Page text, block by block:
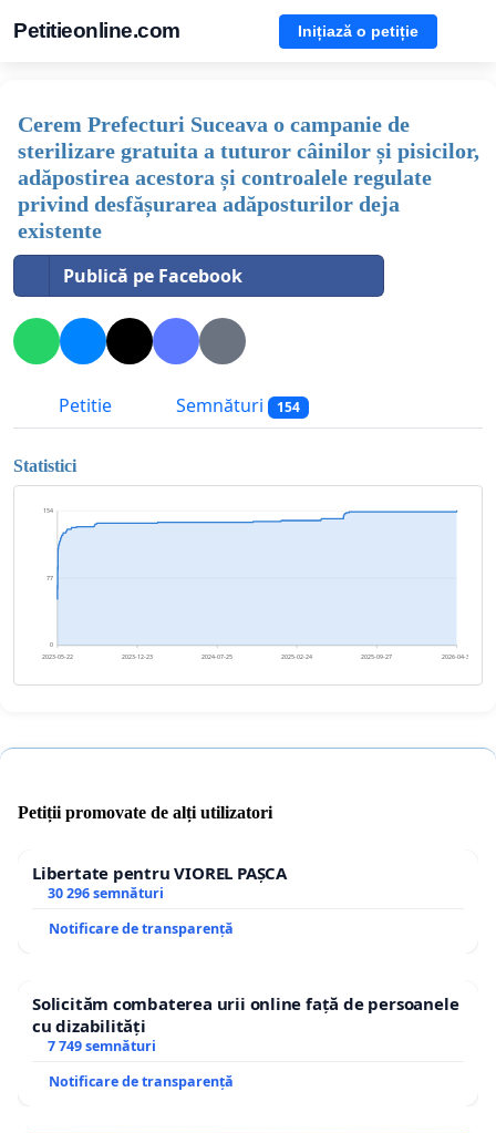
Petitieonline.com Inițiază o petiție
Cerem Prefecturi Suceava o campanie de
sterilizare gratuita a tuturor câinilor și pisicilor,
adăpostirea acestora și controalele regulate
privind desfășurarea adăposturilor deja
existente
Publică pe Facebook
Petitie Semnături 154
Statistici
0
77
154
2023-05-22 2023-12-23 2024-07-25 2025-02-24 2025-09-27 2026-04-30
Petiții promovate de alți utilizatori
Libertate pentru VIOREL PAȘCA
30 296 semnături
Notificare de transparență
Solicităm combaterea urii online față de persoanele
cu dizabilități
7 749 semnături
Notificare de transparență